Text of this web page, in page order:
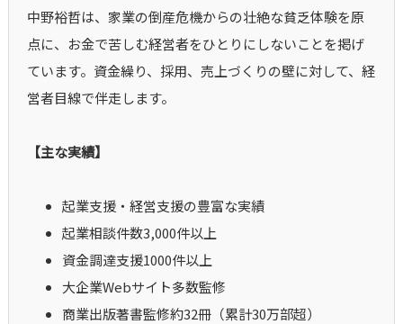
中野裕哲は、家業の倒産危機からの壮絶な貧乏体験を原
点に、お金で苦しむ経営者をひとりにしないことを掲げ
ています。資金繰り、採用、売上づくりの壁に対して、経
営者目線で伴走します。
【主な実績】
起業支援・経営支援の豊富な実績
起業相談件数3,000件以上
資金調達支援1000件以上
大企業Webサイト多数監修
商業出版著書監修約32冊（累計30万部超）